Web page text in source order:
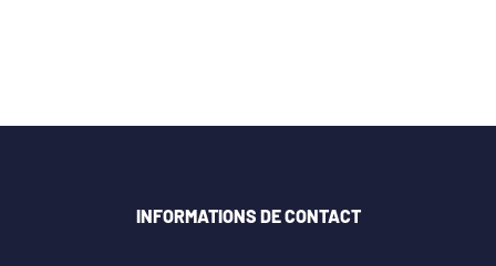
INFORMATIONS DE CONTACT